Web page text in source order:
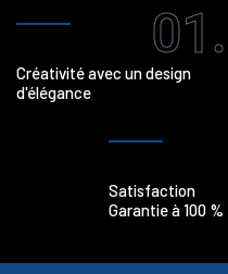
01.
Créativité avec un design
d'élégance
Satisfaction
Garantie à 100 %